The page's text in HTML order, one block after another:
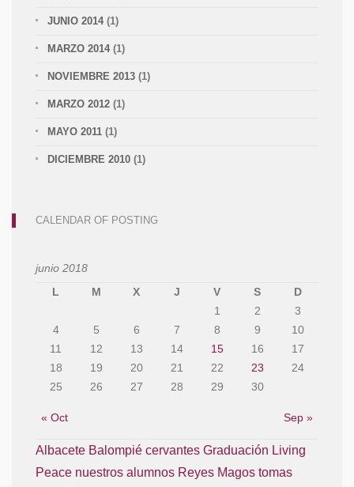
JUNIO 2014 (1)
MARZO 2014 (1)
NOVIEMBRE 2013 (1)
MARZO 2012 (1)
MAYO 2011 (1)
DICIEMBRE 2010 (1)
CALENDAR OF POSTING
junio 2018
L
M X J V S D
« Oct Sep »
1 2
3
4
5 6 7 8 9
10
11
12 13 14 15 16
17
18
19 20 21 22 23
24
25
26 27 28 29 30
Albacete Balompié cervantes Graduación Living
Peace nuestros alumnos Reyes Magos tomas